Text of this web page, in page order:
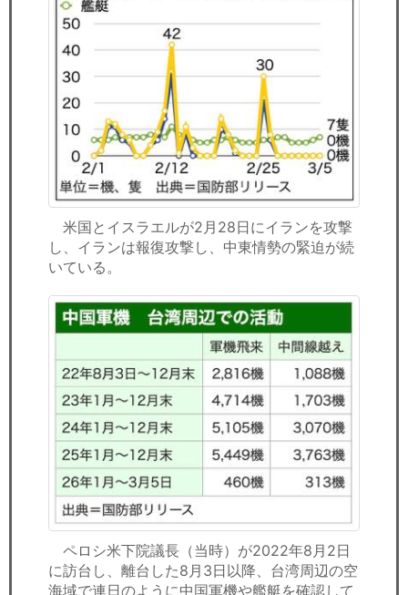
米国とイスラエルが2月28日にイランを攻撃
し、イランは報復攻撃し、中東情勢の緊迫が続
いている。
ペロシ米下院議長（当時）が2022年8月2日
に訪台し、離台した8月3日以降、台湾周辺の空
海域で連日のように中国軍機や艦艇を確認して